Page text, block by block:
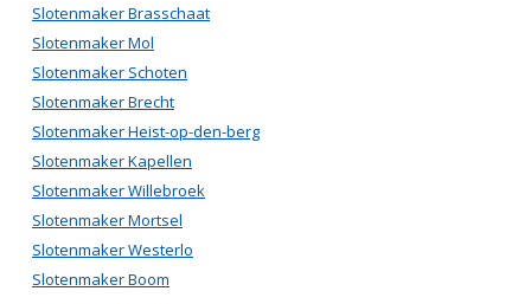
Slotenmaker Brasschaat
Slotenmaker Mol
Slotenmaker Schoten
Slotenmaker Brecht
Slotenmaker Heist-op-den-berg
Slotenmaker Kapellen
Slotenmaker Willebroek
Slotenmaker Mortsel
Slotenmaker Westerlo
Slotenmaker Boom